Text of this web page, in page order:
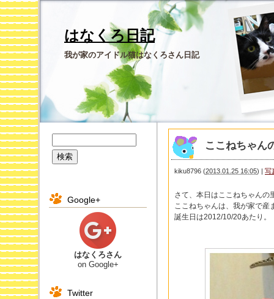
はなくろ日記
我が家のアイドル猫はなくろさん日記
ここねちゃん
kiku8796 (2013.01.25 16:05) | 写
さて、本日はここねちゃんの
ここねちゃんは、我が家で産
誕生日は2012/10/20あたり。
Google+
はなくろさん
on Google+
Twitter